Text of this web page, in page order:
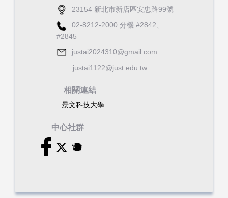
23154 新北市新店區安忠路99號
02-8212-2000 分機 #2842、
#2845
justai2024310@gmail.com
justai1122@just.edu.tw
相關連結
景文科技大學
中心社群